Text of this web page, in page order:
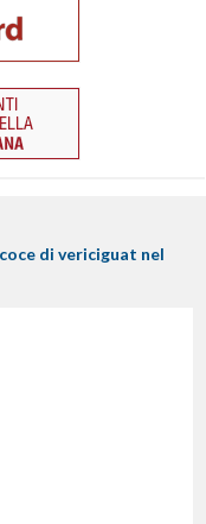
di vericiguat nel